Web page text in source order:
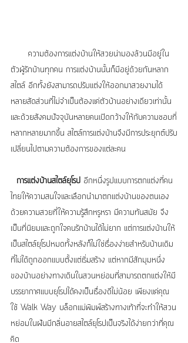
ตัวผู้รักบ้านทุกคน การแต่งบ้านนั้นก็มีอยู่ด้วยกันหลาก
สไตล์ อีกทั้งยังสามารถปรับแต่งให้ออกมาสวยงามได้
หลายสัดส่วนที่ไม่จำเป็นต้องแค่ตัวบ้านอย่างเดียวเท่านั้น
และด้วยสังคมปัจจุบันหลายคนเปิดกว้างให้กับความชอบที่
หลากหลายมากขึ้น สไตล์การแต่งบ้านจึงมีการประยุกต์ปรับ
เปลี่ยนไปตามความต้องการของแต่ละคน
การแต่งบ้านสไตล์ยุโรป อีกหนึ่งรูปแบบการตกแต่งที่คน
ไทยให้ความสนใจและเลือกนำมาตกแต่งบ้านของตนเอง
ด้วยความสวยที่ให้ความรู้สึกหรูหรา มีความทันสมัย จึง
เป็นที่นิยมและถูกใจคนรักบ้านได้ไม่ยาก แต่การแต่งบ้านให้
เป็นสไตล์ยุโรปหมดทั้งหลังก็ไม่ใช่เรื่องง่ายสำหรับบ้านเดิม
ที่ไม่ได้ถูกออกแบบตั้งแต่เริ่มสร้าง แต่หากมีสักมุมหนึ่ง
ของบ้านอย่างทางเดินในสวนหย่อมที่สามารถตกแต่งให้มี
บรรยากาศแบบยุโรปได้คงเป็นเรื่องดีไม่น้อย เพียงแค่คุณ
ใช้ Walk Way บล็อกแม่พิมพ์สร้างทางเท้าที่จะทำให้สวน
หย่อมในฝันมีกลิ่นอายสไตล์ยุโรปเป็นจริงได้ง่ายกว่าที่คุณ
คิด